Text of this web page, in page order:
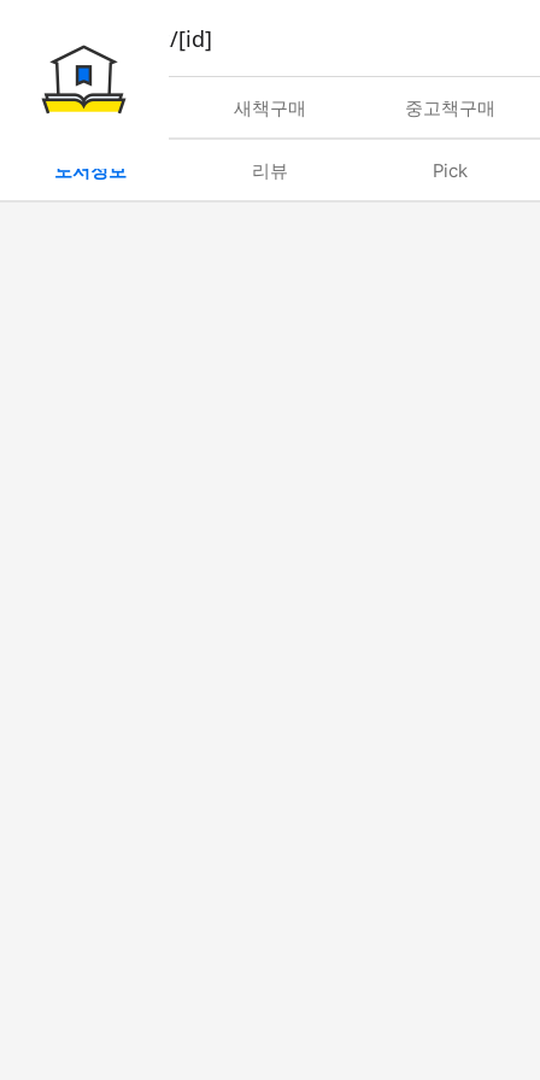
book/rent/[id]
대여 새책구매 중고책구매
도서정보 리뷰 Pick